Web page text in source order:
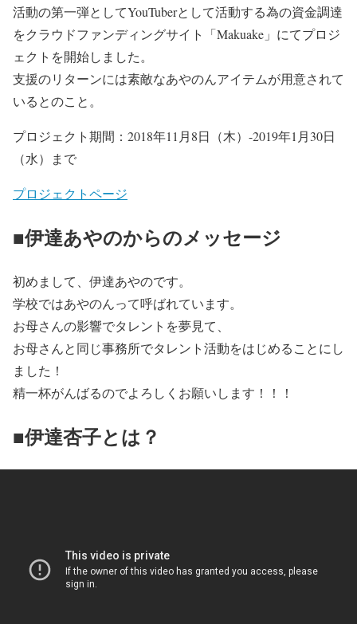
活動の第一弾としてYouTuberとして活動する為の資金調達
をクラウドファンディングサイト「Makuake」にてプロジ
ェクトを開始しました。
支援のリターンには素敵なあやのんアイテムが用意されて
いるとのこと。
プロジェクト期間：2018年11月8日（木）-2019年1月30日
（水）まで
プロジェクトページ
■伊達あやのからのメッセージ
初めまして、伊達あやのです。
学校ではあやのんって呼ばれています。
お母さんの影響でタレントを夢見て、
お母さんと同じ事務所でタレント活動をはじめることにし
ました！
精一杯がんばるのでよろしくお願いします！！！
■伊達杏子とは？